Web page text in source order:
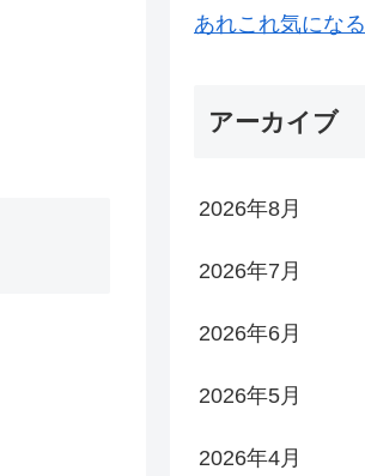
あれこれ気になる
アーカイブ
2026年8月
2026年7月
2026年6月
2026年5月
2026年4月